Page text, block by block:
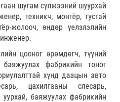
шугам сүлжээний шуурхай
техникч, монтёр, тусгай
жолооч, өндөр үелзлэлийн
цооног өрөмдөгч, түүний
баяжуулах фабрикийн тоног
хүнд даацын авто
цахилгааны слесарь,
баяжуулах фабрикийн